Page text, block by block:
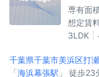
専有面
想定賃
3LDK
千葉県千葉市美浜区打瀬
「海浜幕張駅 」 徒歩23